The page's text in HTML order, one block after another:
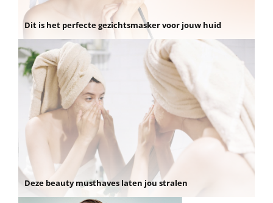
Dit is het perfecte gezichtsmasker voor jouw huid
Deze beauty musthaves laten jou stralen